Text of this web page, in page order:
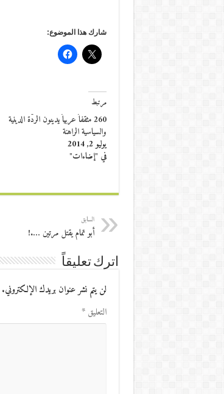
شارك هذا الموضوع:
مرتبط
260 مثقفاً عربياً يدينون الردّة الدينية
والسياسية الراهنة
يوليو 2, 2014
في "إضاءات"
السابق
أبو تمام يقتل مرتين ….!
اترك تعليقاً
لن يتم نشر عنوان بريدك الإلكتروني.
التعليق*